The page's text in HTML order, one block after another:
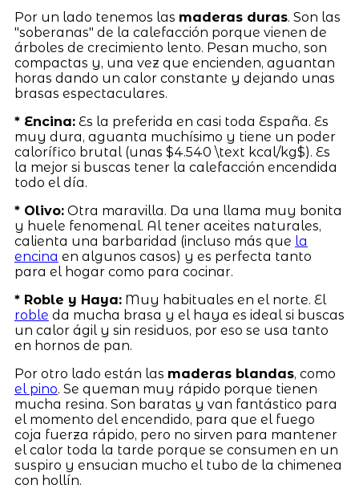
Por un lado tenemos las maderas duras. Son las
"soberanas" de la calefacción porque vienen de
árboles de crecimiento lento. Pesan mucho, son
compactas y, una vez que encienden, aguantan
horas dando un calor constante y dejando unas
brasas espectaculares.
* Encina:Es la preferida en casi toda España. Es
muy dura, aguanta muchísimo y tiene un poder
calorífico brutal (unas $4.540 \text kcal/kg$). Es
la mejor si buscas tener la calefacción encendida
todo el día.
* Olivo:Otra maravilla. Da una llama muy bonita
y huele fenomenal. Al tener aceites naturales,
calienta una barbaridad (incluso más que la
encina en algunos casos) y es perfecta tanto
para el hogar como para cocinar.
* Roble y Haya:Muy habituales en el norte. El
roble da mucha brasa y el haya es ideal si buscas
un calor ágil y sin residuos, por eso se usa tanto
en hornos de pan.
Por otro lado están las maderas blandas, como
el pino. Se queman muy rápido porque tienen
mucha resina. Son baratas y van fantástico para
el momento del encendido, para que el fuego
coja fuerza rápido, pero no sirven para mantener
el calor toda la tarde porque se consumen en un
suspiro y ensucian mucho el tubo de la chimenea
con hollín.